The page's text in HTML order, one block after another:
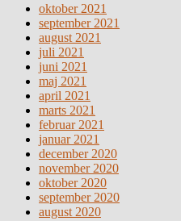
oktober 2021
september 2021
august 2021
juli 2021
juni 2021
maj 2021
april 2021
marts 2021
februar 2021
januar 2021
december 2020
november 2020
oktober 2020
september 2020
august 2020